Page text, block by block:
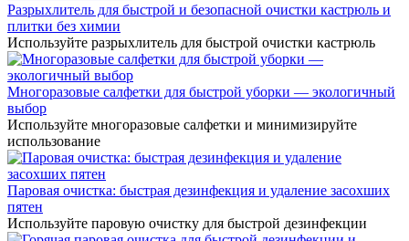
Разрыхлитель для быстрой и безопасной очистки кастрюль и
плитки без химии
Используйте разрыхлитель для быстрой очистки кастрюль
Многоразовые салфетки для быстрой уборки — экологичный
выбор
Используйте многоразовые салфетки и минимизируйте
использование
Паровая очистка: быстрая дезинфекция и удаление засохших
пятен
Используйте паровую очистку для быстрой дезинфекции